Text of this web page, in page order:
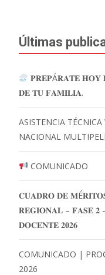
Últimas
𝐏𝐑𝐄𝐏Á𝐑𝐀𝐓𝐄 𝐇𝐎𝐘
𝐃𝐄 𝐓𝐔 𝐅𝐀𝐌𝐈𝐋𝐈𝐀.
ASISTENCIA
NACIONAL
COMUNICADO
𝐂𝐔𝐀𝐃𝐑𝐎 𝐃𝐄
𝐑𝐄𝐆𝐈𝐎𝐍𝐀𝐋 – 𝐅𝐀𝐒𝐄 𝟐
𝐃𝐎𝐂𝐄𝐍𝐓𝐄 𝟐𝟎𝟐𝟔
COMUNICADO |
2026